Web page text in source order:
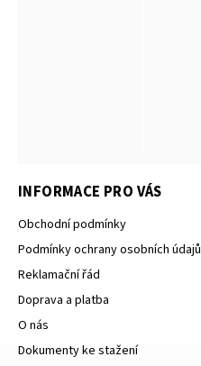
INFORMACE PRO VÁS
Obchodní podmínky
Podmínky ochrany osobních údajů
Reklamační řád
Doprava a platba
O nás
Dokumenty ke stažení